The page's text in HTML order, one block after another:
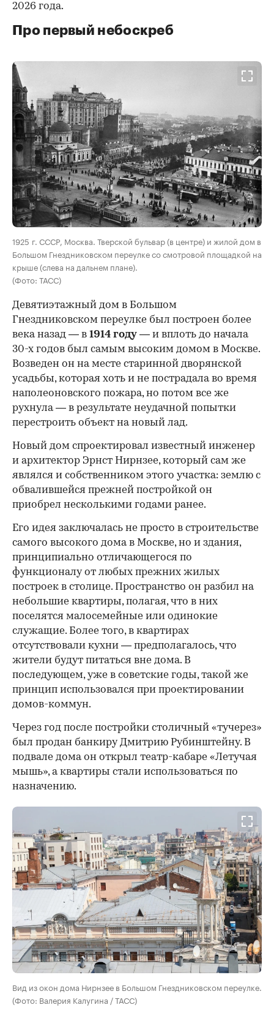
2026 года.
Про первый небоскреб
00:00 / 00:00
1925 г. СССР, Москва. Тверской бульвар (в центре) и жилой дом в
Большом Гнездниковском переулке со смотровой площадкой на
крыше (слева на дальнем плане).
(Фото: ТАСС)
Девятиэтажный дом в Большом
Гнездниковском переулке был построен более
века назад — в 1914 году — и вплоть до начала
30-х годов был самым высоким домом в Москве.
Возведен он на месте старинной дворянской
усадьбы, которая хоть и не пострадала во время
наполеоновского пожара, но потом все же
рухнула — в результате неудачной попытки
перестроить объект на новый лад.
Новый дом спроектировал известный инженер
и архитектор Эрнст Нирнзее, который сам же
являлся и собственником этого участка: землю с
обвалившейся прежней постройкой он
приобрел несколькими годами ранее.
Его идея заключалась не просто в строительстве
самого высокого дома в Москве, но и здания,
принципиально отличающегося по
функционалу от любых прежних жилых
построек в столице. Пространство он разбил на
небольшие квартиры, полагая, что в них
поселятся малосемейные или одинокие
служащие. Более того, в квартирах
отсутствовали кухни — предполагалось, что
жители будут питаться вне дома. В
последующем, уже в советские годы, такой же
принцип использовался при проектировании
домов-коммун.
Через год после постройки столичный «тучерез»
был продан банкиру Дмитрию Рубинштейну. В
подвале дома он открыл театр-кабаре «Летучая
мышь», а квартиры стали использоваться по
назначению.
Вид из окон дома Нирнзее в Большом Гнездниковском переулке.
(Фото: Валерия Калугина / ТАСС)